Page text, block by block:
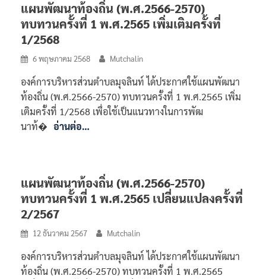
แผนพัฒนาท้องถิ่น (พ.ศ.2566-2570)
ทบทวนครั้งที่ 1 พ.ศ.2565 เพิ่มเติมครั้งที่
1/2568
6 พฤษภาคม 2568 Mutchalin
องค์การบริหารส่วนตำบลมุจลินท์ ได้ประกาศใช้แผนพัฒนา
ท้องถิ่น (พ.ศ.2566-2570) ทบทวนครั้งที่ 1 พ.ศ.2565 เพิ่ม
เติมครั้งที่ 1/2568 เพื่อใช้เป็นแนวทางในการพัฒ
นาท้� อ่านต่อ…
แผนพัฒนาท้องถิ่น (พ.ศ.2566-2570)
ทบทวนครั้งที่ 1 พ.ศ.2565 เปลี่ยนแปลงครั้งที่
2/2567
12 ธันวาคม 2567 Mutchalin
องค์การบริหารส่วนตำบลมุจลินท์ ได้ประกาศใช้แผนพัฒนา
ท้องถิ่น (พ.ศ.2566-2570) ทบทวนครั้งที่ 1 พ.ศ.2565